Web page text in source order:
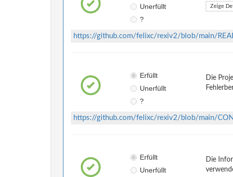
Unerfüllt
?
Zeige
https://github.com/felixc/rexiv2/blob/main/
Erfüllt
Unerfüllt
?
Die
https://github.com/felixc/rexiv2/blob/main/
Erfüllt
Unerfüllt
Die